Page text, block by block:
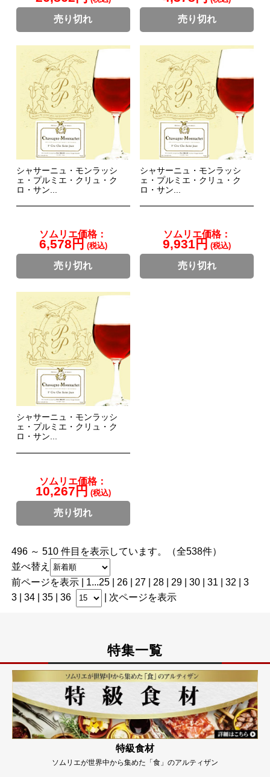
売り切れ 売り切れ
シャサーニュ・モンラッシ
ェ・プルミエ・クリュ・ク
ロ・サン...
ソムリエ価格：
6,578円 (税込)
売り切れ
シャサーニュ・モンラッシ
ェ・プルミエ・クリュ・ク
ロ・サン...
ソムリエ価格：
9,931円 (税込)
売り切れ
シャサーニュ・モンラッシ
ェ・プルミエ・クリュ・ク
ロ・サン...
ソムリエ価格：
10,267円 (税込)
売り切れ
496 ～ 510 件目を表示しています。（全538件）
並べ替え
前ページを表示| 1...25| 26| 27| 28| 29| 30| 31 32
3
3| 34 | 35| 36 次ページを表示
特集一覧
特級食材
ソムリエが世界中から集めた「食」のアルティザン